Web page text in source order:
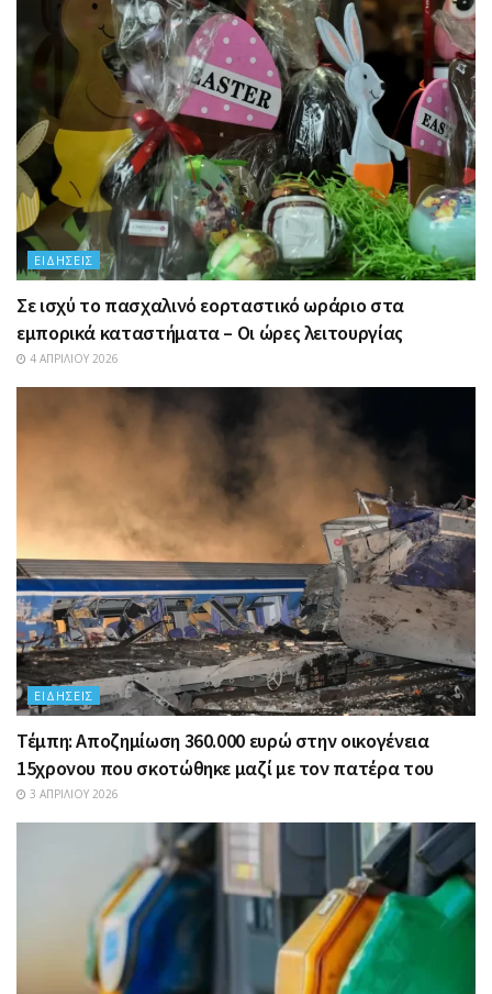
ΕΙΔΉΣΕΙΣ
Σε ισχύ το πασχαλινό εορταστικό ωράριο στα
εμπορικά καταστήματα – Οι ώρες λειτουργίας
4 ΑΠΡΙΛΊΟΥ 2026
ΕΙΔΉΣΕΙΣ
Τέμπη: Αποζημίωση 360.000 ευρώ στην οικογένεια
15χρονου που σκοτώθηκε μαζί με τον πατέρα του
3 ΑΠΡΙΛΊΟΥ 2026